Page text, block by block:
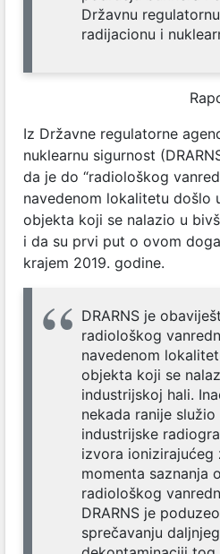
Državnu
radijacionu i
Iz Državne regulatorne
nuklearnu sigurnost
da je do “radiološkog
navedenom lokalitetu došlo
objekta koji se nalazio u
i da su prvi put o ovom
krajem 2019. godine.
DRARNS je
radiološkog
navedenom
objekta koji se
industrijskoj hali.
nekada ranije
industrijske
izvora ionizirajućeg
momenta saznanja
radiološkog
DRARNS je
sprečavanju